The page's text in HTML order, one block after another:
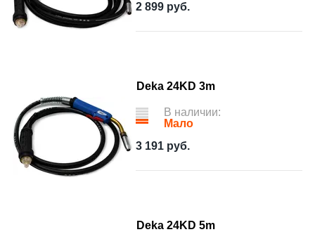
2 899 руб.
Deka 24KD 3m
В наличии:
Мало
3 191 руб.
Deka 24KD 5m